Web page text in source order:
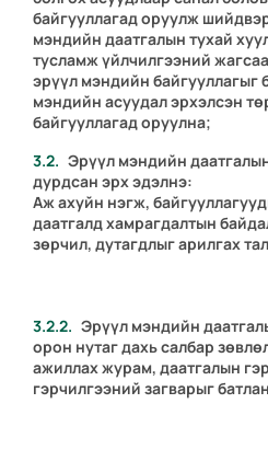
байгууллагад оруулж
мэндийн даатгалын тухай
тусламж үйлчилгээний
эрүүл мэндийн байгууллагыг
мэндийн асуудал эрхэлсэн
байгууллагад оруулна;
Эрүүл мэндийн
дурдсан эрх эдэлнэ:
Аж ахуйн нэгж,
даатгалд хамрагдалтын
зөрчил, дутагдлыг арилгах
Эрүүл мэндийн
орон нутаг дахь салбар
ажиллах журам, даатгалын
гэрчилгээний загварыг